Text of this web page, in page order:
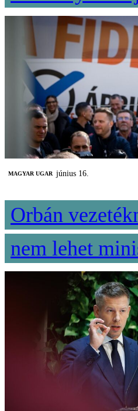
MAGYAR UGAR június 16.
Orbán
nem lehet